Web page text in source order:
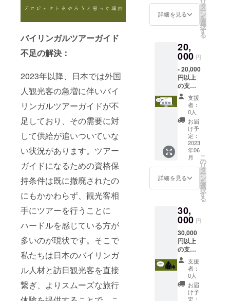
バイリンガルツアーガイド
不足の解決：
2023年以降、日本では外国
人観光客の急増に伴いバイ
リンガルツアーガイドが不
足しており、その需要に対
して供給が追いついていな
い状況があります。ツアー
ガイドになるための資格保
持条件は既に撤廃されたの
にもかかわらず、観光客相
手にツアーを行うことに
ハードルを感じている方が
多いのが現状です。そこで
私たちは日本のバイリンガ
ル人材と訪日観光客を直接
繋ぎ、よりスムーズな旅行
み
ジャン
ル：T-
シャツ
・数
枚 ・商
品サイ
ズ：S、
M、L、
XL ・素
材：
オーガ
ニック
コット
ン ・デ
ザイ
ン：
Hidden
Walks
ロゴ入
りのシ
ンプル
ラー展
開：黒
詳細を見る
タ
ー
ン
を
選
択
す
る
20,
000 円
- 20,000
円以上
の支
援：
Hidden
Walks
トップ
ページ
で2ヶ月
間広告
掲載で
きる権
利 - ※ア
ダル
ト、投
資勧
序良俗
に反す
る広告
は掲載
するこ
とはで
きませ
ん。 - ※
バナー
はメー
ルに添
支援
者：
0人
お届
け予
定：
2023
年06
月
詳細を見る
こ
の
リ
タ
ー
ン
を
選
択
す
る
30,
000 円
30,000
円以上
の支
援：
Hidden
Walks
限定
パー
カー 1
支援
者：
0人
お届
け予
定：